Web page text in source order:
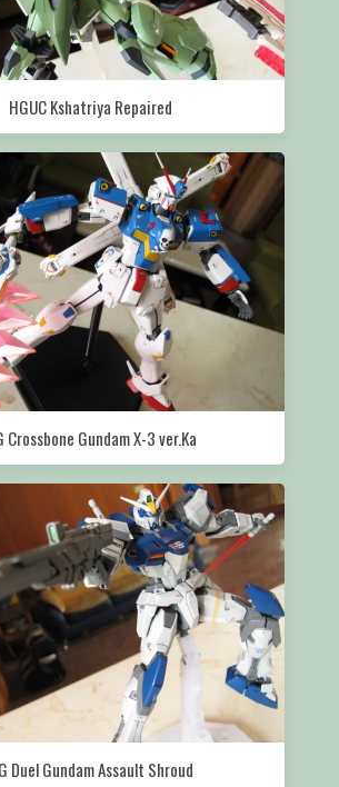
HGUC Kshatriya Repaired
Crossbone Gundam X-3 ver.Ka
Duel Gundam Assault Shroud